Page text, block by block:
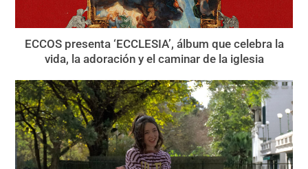
ECCOS presenta ‘ECCLESIA’, álbum que celebra la
vida, la adoración y el caminar de la iglesia